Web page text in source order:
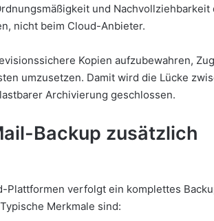
und Nachvollziehbarkeit
nicht beim Cloud-Anbieter.
Kopien aufzubewahren,
umzusetzen. Damit wird die Lücke
Archivierung geschlossen.
Backup zusätzlich
Plattformen verfolgt ein komplettes
Merkmale sind: